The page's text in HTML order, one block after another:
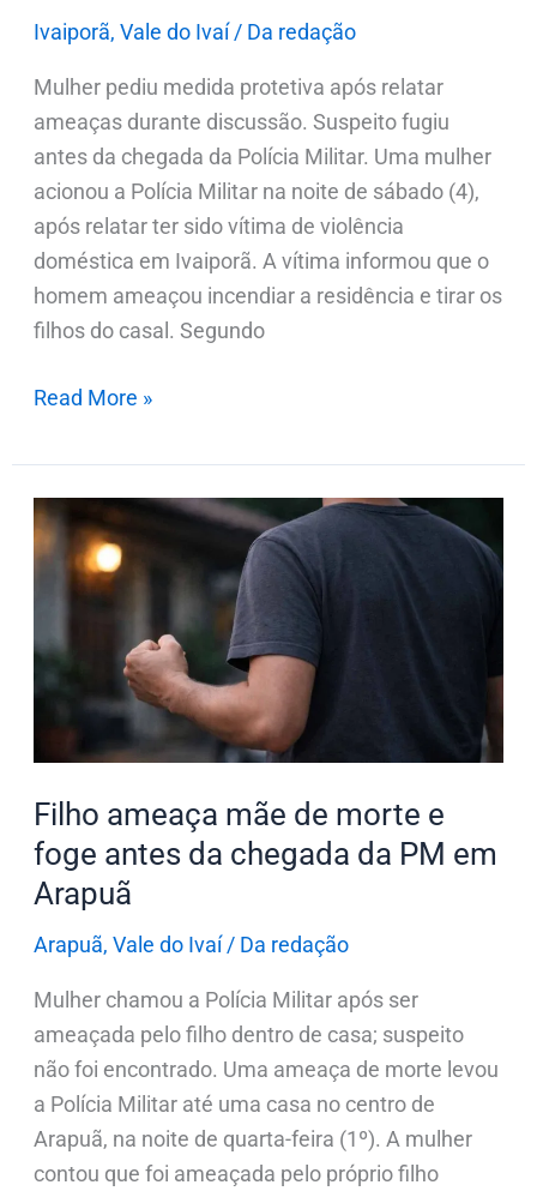
Ivaiporã, Vale do Ivaí/ Da redação
Mulher pediu medida protetiva após relatar
ameaças durante discussão. Suspeito fugiu
antes da chegada da Polícia Militar. Uma mulher
acionou a Polícia Militar na noite de sábado (4),
após relatar ter sido vítima de violência
doméstica em Ivaiporã. A vítima informou que o
homem ameaçou incendiar a residência e tirar os
filhos do casal. Segundo
Read More »
Filho ameaça mãe de morte e
foge antes da chegada da PM em
Arapuã
Arapuã, Vale do Ivaí/ Da redação
Mulher chamou a Polícia Militar após ser
ameaçada pelo filho dentro de casa; suspeito
não foi encontrado. Uma ameaça de morte levou
a Polícia Militar até uma casa no centro de
Arapuã, na noite de quarta-feira (1º). A mulher
contou que foi ameaçada pelo próprio filho
Filho
ameaça
morte
antes
chegada
da
PM
em